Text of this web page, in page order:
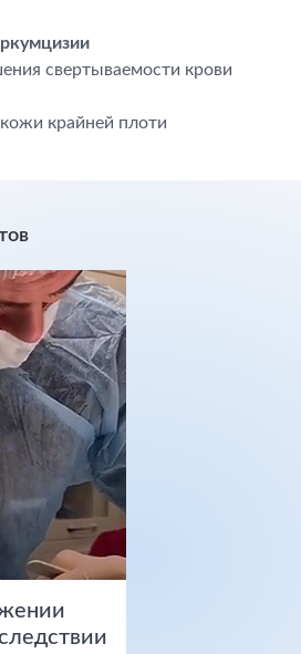
свертываемости крови
крайней плоти